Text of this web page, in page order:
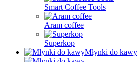
Smart Coffee Tools
Aram coffee
Superkop
Młynki do kawy